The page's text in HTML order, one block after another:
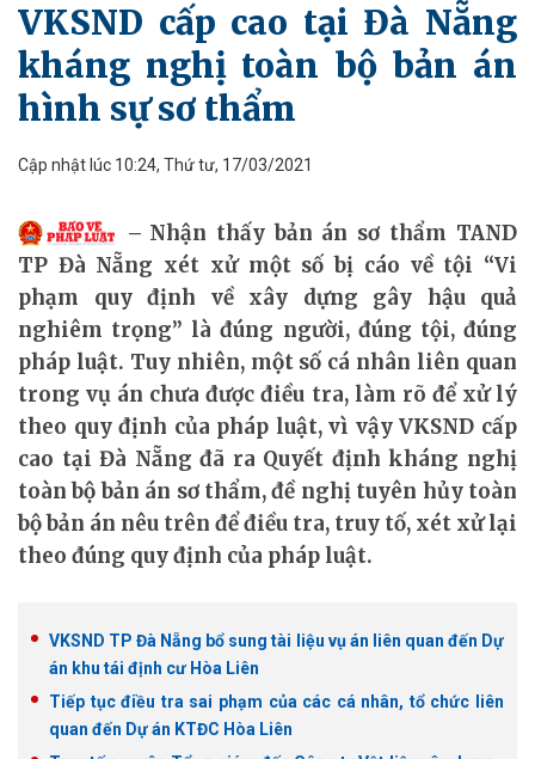
VKSND cấp cao tại Đà Nẵng
kháng nghị toàn bộ bản án
hình sự sơ thẩm
Cập nhật lúc 10:24, Thứ tư, 17/03/2021
Nhận thấy bản án sơ thẩm TAND
TP Đà Nẵng xét xử một số bị cáo về tội “Vi
phạm quy định về xây dựng gây hậu quả
nghiêm trọng” là đúng người, đúng tội, đúng
pháp luật. Tuy nhiên, một số cá nhân liên quan
trong vụ án chưa được điều tra, làm rõ để xử lý
theo quy định của pháp luật, vì vậy VKSND cấp
cao tại Đà Nẵng đã ra Quyết định kháng nghị
toàn bộ bản án sơ thẩm, đề nghị tuyên hủy toàn
bộ bản án nêu trên để điều tra, truy tố, xét xử lại
theo đúng quy định của pháp luật.
VKSND TP Đà Nẵng bổ sung tài liệu vụ án liên quan đến Dự
án khu tái định cư Hòa Liên
Tiếp tục điều tra sai phạm của các cá nhân, tổ chức liên
quan đến Dự án KTĐC Hòa Liên